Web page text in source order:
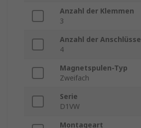
Anzahl der Klemmen
3
Anzahl der Anschlüsse
4
Magnetspulen-Typ
Zweifach
Serie
D1VW
Montageart